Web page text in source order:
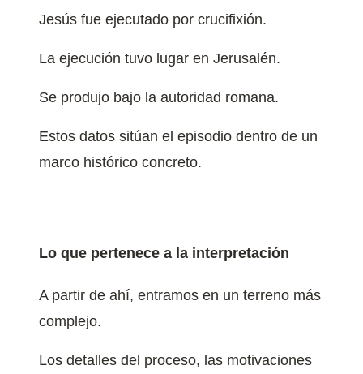
Jesús fue ejecutado por crucifixión.
La ejecución tuvo lugar en Jerusalén.
Se produjo bajo la autoridad romana.
Estos datos sitúan el episodio dentro de un
marco histórico concreto.
Lo que pertenece a la interpretación
A partir de ahí, entramos en un terreno más
complejo.
Los detalles del proceso, las motivaciones